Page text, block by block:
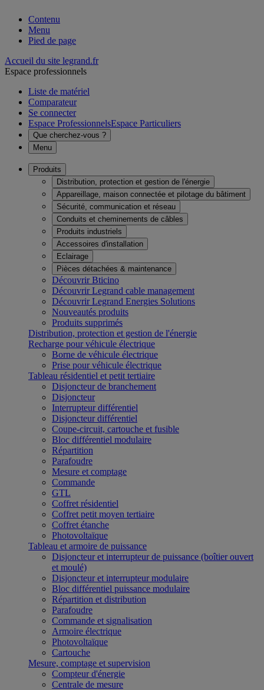
Contenu
Menu
Pied de page
Accueil du site legrand.fr
Espace professionnels
Liste de matériel
Comparateur
Se connecter
Espace ProfessionnelsEspace Particuliers
Que cherchez-vous ?
Menu
Produits
Distribution, protection et gestion de l'énergie
Appareillage, maison connectée et pilotage du bâtiment
Sécurité, communication et réseau
Conduits et cheminements de câbles
Produits industriels
Accessoires d'installation
Eclairage
Pièces détachées & maintenance
Découvrir Bticino
Découvrir Legrand cable management
Découvrir Legrand Energies Solutions
Nouveautés produits
Produits supprimés
Distribution, protection et gestion de l'énergie
Recharge pour véhicule électrique
Borne de véhicule électrique
Prise pour véhicule électrique
Tableau résidentiel et petit tertiaire
Disjoncteur de branchement
Disjoncteur
Interrupteur différentiel
Disjoncteur différentiel
Coupe-circuit, cartouche et fusible
Bloc différentiel modulaire
Répartition
Parafoudre
Mesure et comptage
Commande
GTL
Coffret résidentiel
Coffret petit moyen tertiaire
Coffret étanche
Photovoltaïque
Tableau et armoire de puissance
Disjoncteur et interrupteur de puissance (boîtier ouvert
et moulé)
Disjoncteur et interrupteur modulaire
Bloc différentiel puissance modulaire
Répartition et distribution
Parafoudre
Commande et signalisation
Armoire électrique
Photovoltaïque
Cartouche
Mesure, comptage et supervision
Compteur d'énergie
Centrale de mesure